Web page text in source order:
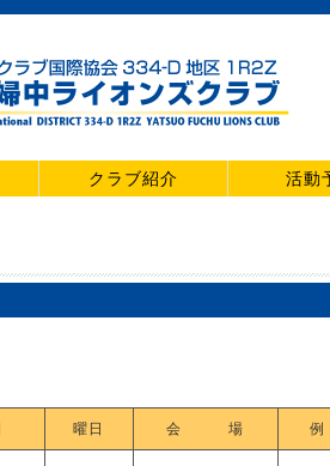
クラブ紹介 活動
曜日 会 場